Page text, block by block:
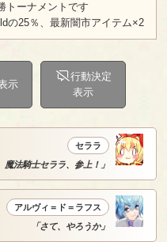
トーナメントです
の25％、最新闇市アイテム×2
示
行動決定
表示
セララ
法騎士セララ、参上！」
アルヴィ＝ド＝ラフス
「さて、やろうか」